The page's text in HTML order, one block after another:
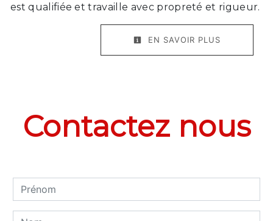
est qualifiée et travaille avec propreté et rigueur.
EN SAVOIR PLUS
Contactez nous